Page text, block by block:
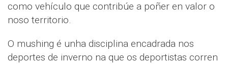
como vehículo que contribúe a poñer en valor o
noso territorio.
O mushing é unha disciplina encadrada nos
deportes de inverno na que os deportistas corren